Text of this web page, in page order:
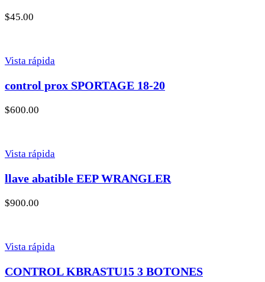
$45.00
Vista rápida
control prox SPORTAGE 18-20
$600.00
Vista rápida
llave abatible EEP WRANGLER
$900.00
Vista rápida
CONTROL KBRASTU15 3 BOTONES